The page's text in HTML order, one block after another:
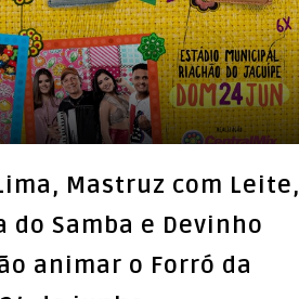
Mastruz com Leite,
do Samba e Devinho
animar o Forró da